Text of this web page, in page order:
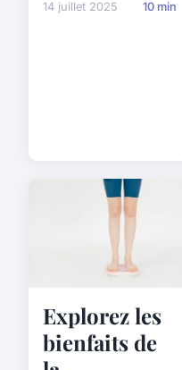
14 juillet 2025 10 min
Explorez les
bienfaits de